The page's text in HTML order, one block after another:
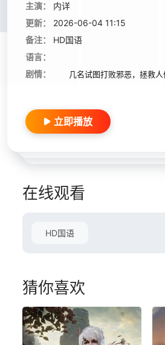
主演：
内详
更新：
2026-06-04 11:15
备注：
HD国语
语言：
剧情：
几名试图打败邪恶，拯救人
立即播放
在线观看
HD国语
猜你喜欢